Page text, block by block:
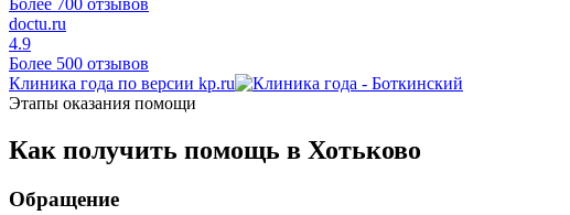
doctu.ru
4.9
Более 500 отзывов
Клиника года по версии kp.ru
Этапы оказания помощи
Как получить помощь в Хотьково
Обращение